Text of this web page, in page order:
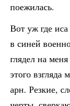
поежилась.
Вот уж где
в синей
глядел на
этого
арн. Резкие,